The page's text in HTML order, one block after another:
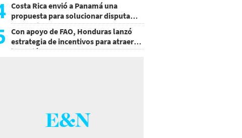
Costa Rica envió a Panamá una
propuesta para solucionar disputa
comercial
Con apoyo de FAO, Honduras lanzó
estrategia de incentivos para atraer
inversión al agro